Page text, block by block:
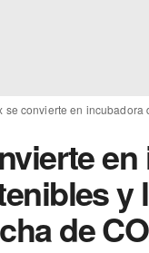
se convierte en
y
de